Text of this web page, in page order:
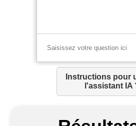
Instructions pour
l'assistant IA